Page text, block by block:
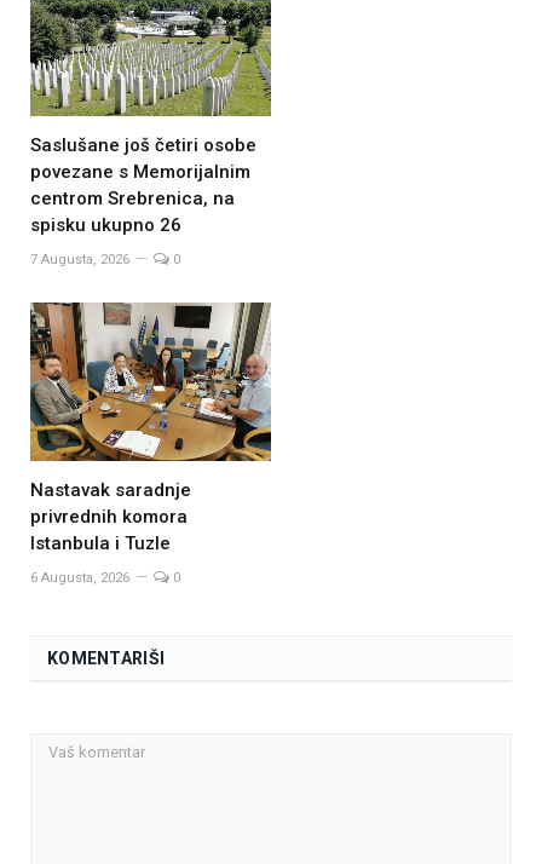
Saslušane još četiri osobe
povezane s Memorijalnim
centrom Srebrenica, na
spisku ukupno 26
7 Augusta, 2026 0
Nastavak saradnje
privrednih komora
Istanbula i Tuzle
6 Augusta, 2026 0
KOMENTARIŠI